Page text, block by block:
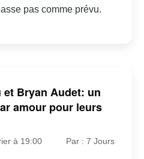
pas comme prévu.
et Bryan Audet: un
amour pour leurs
à 19:00 Par : 7 Jours